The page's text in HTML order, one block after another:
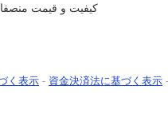
کیفیت و قیمت
く表示 - 資金決済法に基づく表示 -